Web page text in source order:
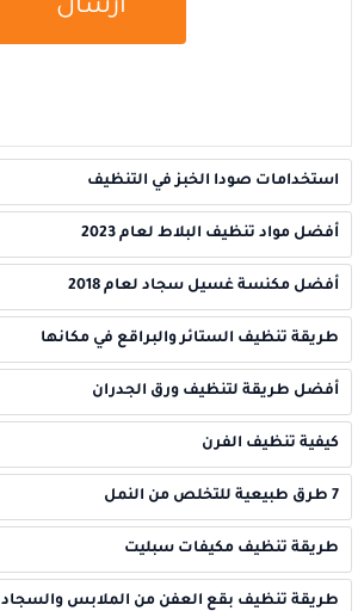
استخدامات صودا الخبز في التنظيف
أفضل مواد تنظيف البلاط لعام 2023
أفضل مكنسة غسيل سجاد لعام 2018
طريقة تنظيف الستائر والبراقع في مكانها
أفضل طريقة لتنظيف ورق الجدران
كيفية تنظيف الفرن
7 طرق طبيعية للتخلص من النمل
طريقة تنظيف مكيفات سبليت
طريقة تنظيف بقع العفن من الملابس والسجاد